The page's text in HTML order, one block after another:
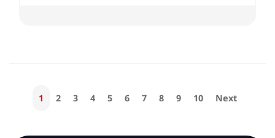
1 2 3 4 5 6 7 8 9 10 Next